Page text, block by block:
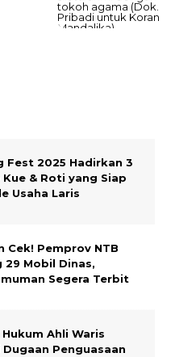
Fest 2025 Hadirkan 3
Kue & Roti yang Siap
Usaha Laris
Cek! Pemprov NTB
29 Mobil Dinas,
Segera Terbit
Hukum Ahli Waris
Penguasaan